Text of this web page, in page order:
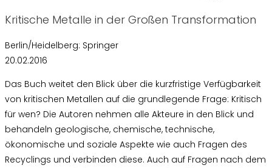
Kritische Metalle in der Großen Transformation
Berlin/Heidelberg: Springer
20.02.2016
Das Buch weitet den Blick über die kurzfristige Verfügbarkeit
von kritischen Metallen auf die grundlegende Frage: Kritisch
für wen? Die Autoren nehmen alle Akteure in den Blick und
behandeln geologische, chemische, technische,
ökonomische und soziale Aspekte wie auch Fragen des
Recyclings und verbinden diese. Auch auf Fragen nach dem